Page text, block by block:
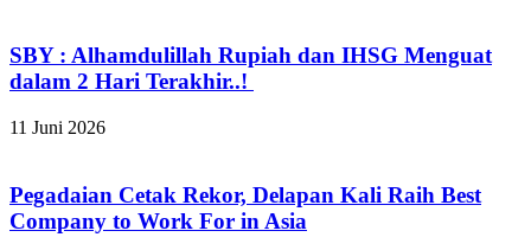
SBY : Alhamdulillah Rupiah dan IHSG Menguat
dalam 2 Hari Terakhir..!
11 Juni 2026
Pegadaian Cetak Rekor, Delapan Kali Raih Best
Company to Work For in Asia